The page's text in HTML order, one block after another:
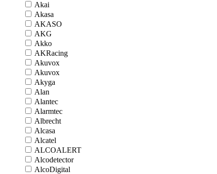
Akai
Akasa
AKASO
AKG
Akko
AKRacing
Akuvox
Akuvox
Akyga
Alan
Alantec
Alarmtec
Albrecht
Alcasa
Alcatel
ALCOALERT
Alcodetector
AlcoDigital